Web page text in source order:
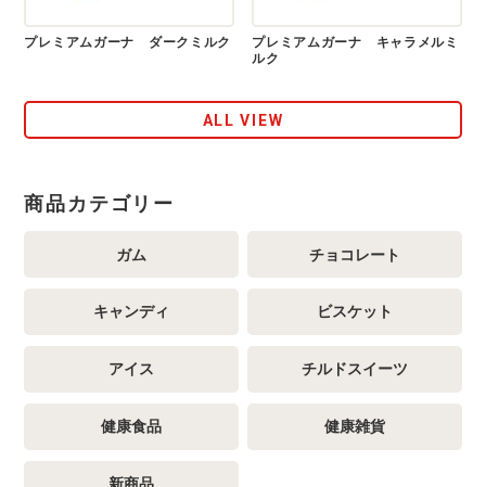
プレミアムガーナ ダークミルク
プレミアムガーナ キャラメルミ
ルク
ALL VIEW
商品カテゴリー
ガム チョコレート
キャンディ ビスケット
アイス チルドスイーツ
健康食品 健康雑貨